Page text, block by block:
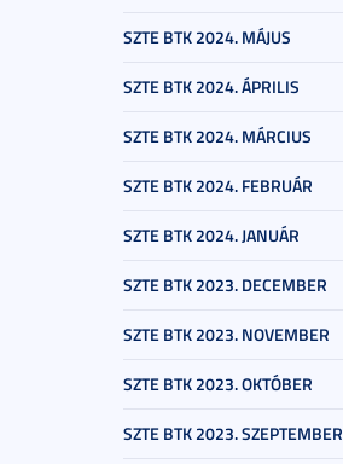
SZTE BTK 2024. MÁJUS
SZTE BTK 2024. ÁPRILIS
SZTE BTK 2024. MÁRCIUS
SZTE BTK 2024. FEBRUÁR
SZTE BTK 2024. JANUÁR
SZTE BTK 2023. DECEMBER
SZTE BTK 2023. NOVEMBER
SZTE BTK 2023. OKTÓBER
SZTE BTK 2023. SZEPTEMBER